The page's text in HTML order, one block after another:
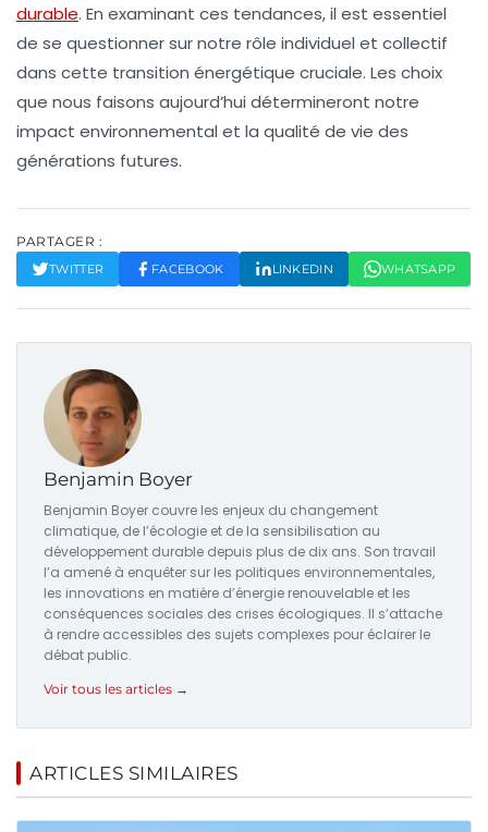
durable. En examinant ces tendances, il est essentiel
de se questionner sur notre rôle individuel et collectif
dans cette transition énergétique cruciale. Les choix
que nous faisons aujourd’hui détermineront notre
impact environnemental et la qualité de vie des
générations futures.
PARTAGER :
TWITTER FACEBOOK LINKEDIN WHATSAPP
Benjamin Boyer
Benjamin Boyer couvre les enjeux du changement
climatique, de l’écologie et de la sensibilisation au
développement durable depuis plus de dix ans. Son travail
l’a amené à enquêter sur les politiques environnementales,
les innovations en matière d’énergie renouvelable et les
conséquences sociales des crises écologiques. Il s’attache
à rendre accessibles des sujets complexes pour éclairer le
débat public.
Voir tous les articles →
ARTICLES SIMILAIRES